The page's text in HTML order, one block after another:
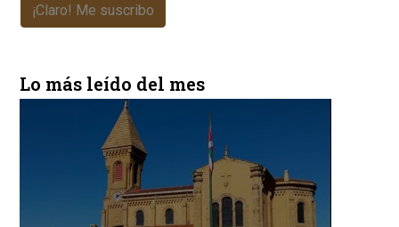
¡Claro! Me suscribo
Lo más leído del mes